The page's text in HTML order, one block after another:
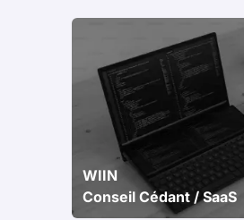
WIIN
Conseil Cédant / SaaS